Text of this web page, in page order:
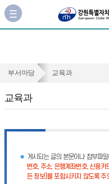
사
이
가
교
과
부서마당 교육과
교육과
게시되는 글의 본문이나 첨부파일
번호, 주소, 은행계좌번호, 신용
든 정보)를 포함시키지 않도록 주